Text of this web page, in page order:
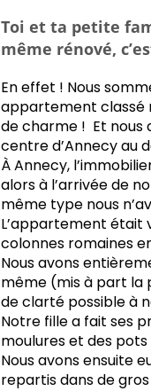
Toi et ta petite
même rénové,
En effet ! Nous
appartement classé
de charme ! Et nous
centre d’Annecy au
À Annecy,
alors à l’arrivée de
même type nous
L’appartement était
colonnes romaines
Nous avons
même (mis à part la
de clarté possible à
Notre fille a fait ses
moulures et des
Nous avons ensuite
repartis dans de